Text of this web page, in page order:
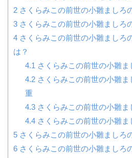
2 さくらみこの前世の小雛ましろ
3 さくらみこの前世の小雛ましろ
4 さくらみこの前世の小雛ましろ
は？
4.1 さくらみこの前世の小雛
4.2さくらみこの前世の小雛ま
重
4.3さくらみこの前世の小雛ま
4.4さくらみこの前世の小雛ま
5 さくらみこの前世の小雛ましろ
6 さくらみこの前世の小雛ましろ